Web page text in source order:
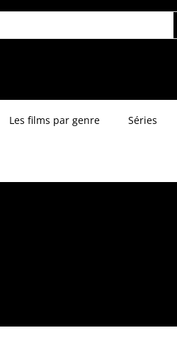
Les films par genre Séries